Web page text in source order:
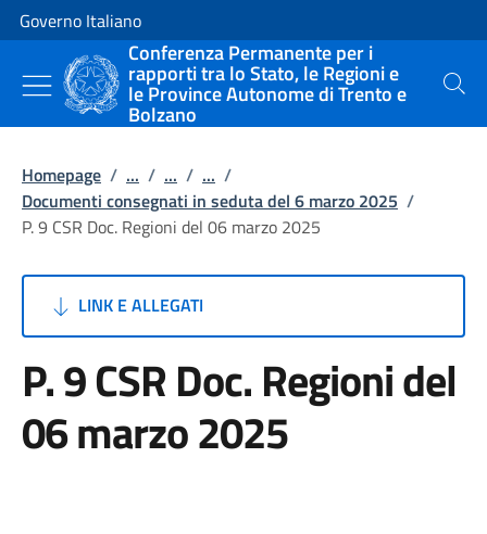
Vai al contenuto
Vai alla navigazione del sito
Governo Italiano
Conferenza Permanente per i
rapporti tra lo Stato, le Regioni e
le Province Autonome di Trento e
Bolzano
Cerca
Homepage / ... / ... / ... /
Documenti consegnati in seduta del 6 marzo 2025 /
P. 9 CSR Doc. Regioni del 06 marzo 2025
LINK E ALLEGATI
P. 9 CSR Doc. Regioni del
06 marzo 2025